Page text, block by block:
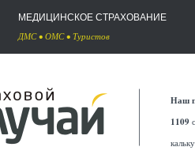
МЕДИЦИНСКОЕ СТРАХОВАНИЕ
ДМС• ОМС• Туристов
Наш
1109